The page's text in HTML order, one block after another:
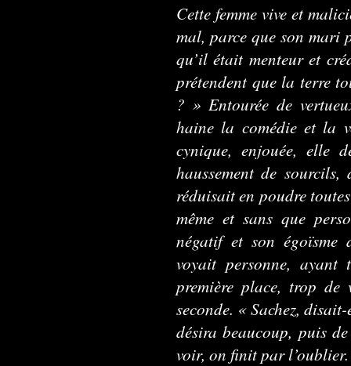
Cette femme vive et
mal, parce que son mari
qu’il était menteur et
prétendent que la terre
? » Entourée de
haine la comédie et la
cynique, enjouée, elle
haussement de
réduisait en poudre
même et sans que
négatif et son égoïsme
voyait personne,
première place, trop
seconde. « Sachez,
désira beaucoup, puis
voir, on finit par l’oublier.